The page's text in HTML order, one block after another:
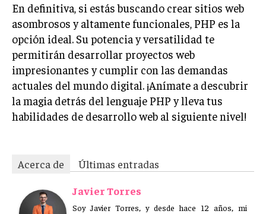
En definitiva, si estás buscando crear sitios web
asombrosos y altamente funcionales, PHP es la
opción ideal. Su potencia y versatilidad te
permitirán desarrollar proyectos web
impresionantes y cumplir con las demandas
actuales del mundo digital. ¡Anímate a descubrir
la magia detrás del lenguaje PHP y lleva tus
habilidades de desarrollo web al siguiente nivel!
Acerca de
Últimas entradas
Javier Torres
Soy Javier Torres, y desde hace 12 años, mi